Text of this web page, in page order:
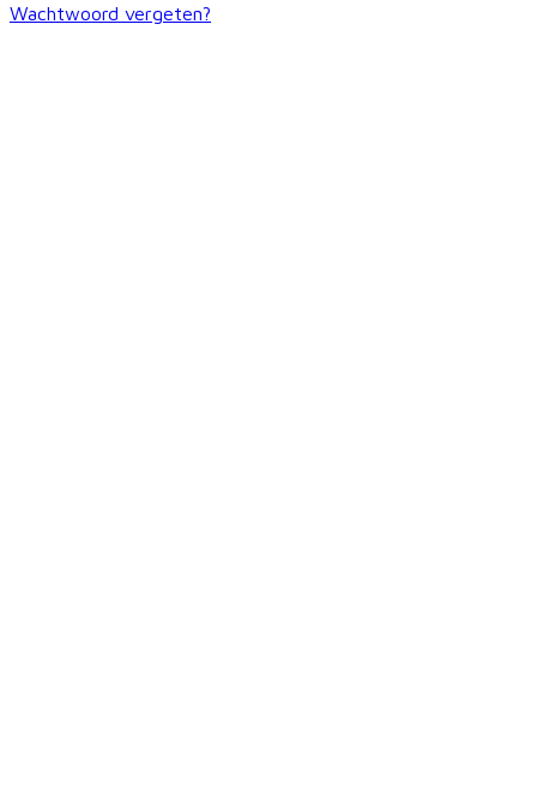
Wachtwoord vergeten?